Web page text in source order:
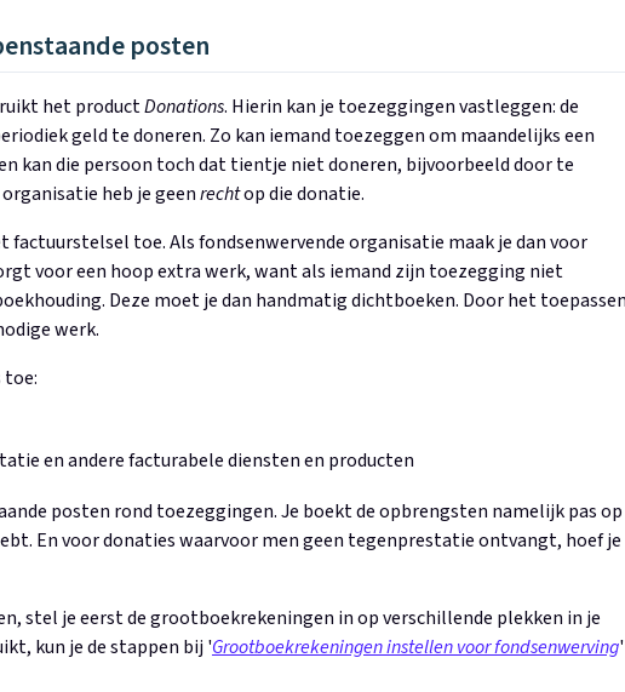
posten
het productDonations. Hierin kan je toezeggingen vastleggen: de
geld te doneren. Zo kan iemand toezeggen om maandelijks een
kan die persoon toch dat tientje niet doneren, bijvoorbeeld door te
heb je geenrechtop die donatie.
factuurstelsel toe. Als fondsenwervende organisatie maak je dan voor
voor een hoop extra werk, want als iemand zijn toezegging niet
Deze moet je dan handmatig dichtboeken. Door het
werk.
toe:
en andere facturabele diensten en producten
posten rond toezeggingen. Je boekt de opbrengsten namelijk pas op
En voor donaties waarvoor men geen tegenprestatie ontvangt, hoef je
stel je eerst de grootboekrekeningen in op verschillende plekken in je
kun je de stappen bij 'Grootboekrekeningen instellen voor fondsenwerving'